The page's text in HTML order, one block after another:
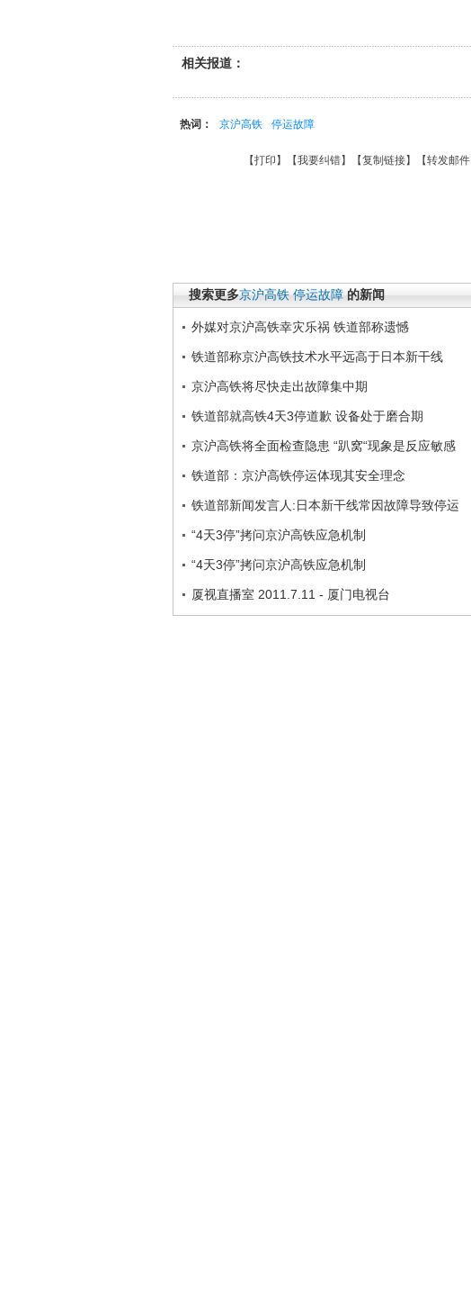
相关报道：
热词： 京沪高铁 停运故障
【打印 】【我要纠错】【复制链接】【转发邮件
搜索更多京沪高铁 停运故障 的新闻
外媒对京沪高铁幸灾乐祸 铁道部称遗憾
铁道部称京沪高铁技术水平远高于日本新干线
京沪高铁将尽快走出故障集中期
铁道部就高铁4天3停道歉 设备处于磨合期
京沪高铁将全面检查隐患 “趴窝“现象是反应敏感
铁道部：京沪高铁停运体现其安全理念
铁道部新闻发言人:日本新干线常因故障导致停运
“4天3停”拷问京沪高铁应急机制
“4天3停”拷问京沪高铁应急机制
厦视直播室 2011.7.11 - 厦门电视台